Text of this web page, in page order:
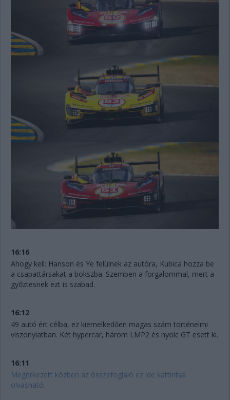
16:16
Ahogy kell: Hanson és Ye felülnek az autóra, Kubica hozza be
a csapattársakat a bokszba. Szemben a forgalommal, mert a
győztesnek ezt is szabad.
16:12
49 autó ért célba, ez kiemelkedően magas szám történelmi
viszonylatban. Két hypercar, három LMP2 és nyolc GT esett ki.
16:11
Megérkezett közben az összefoglaló ez ide kattintva
olvasható.